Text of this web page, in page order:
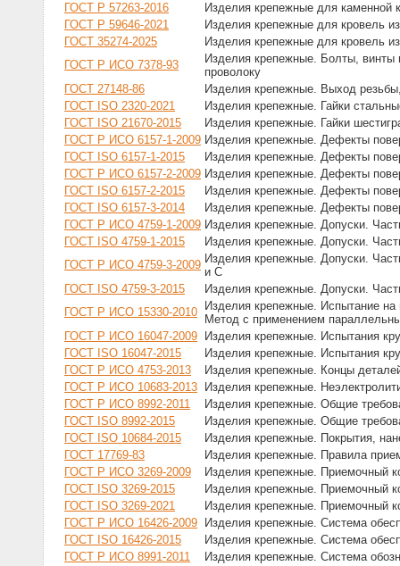
ГОСТ Р 57263-2016
Изделия крепежные для каменной
ГОСТ Р 59646-2021
Изделия крепежные для кровель
ГОСТ 35274-2025
Изделия крепежные для кровель
ГОСТ Р ИСО 7378-93
Изделия крепежные. Болты, винты
проволоку
ГОСТ 27148-86
Изделия крепежные. Выход
ГОСТ ISO 2320-2021
Изделия крепежные. Гайки
ГОСТ ISO 21670-2015
Изделия крепежные. Гайки
ГОСТ Р ИСО 6157-1-2009 Изделия крепежные. Дефекты
ГОСТ ISO 6157-1-2015
Изделия крепежные. Дефекты
ГОСТ Р ИСО 6157-2-2009 Изделия крепежные. Дефекты
ГОСТ ISO 6157-2-2015
Изделия крепежные. Дефекты
ГОСТ ISO 6157-3-2014
Изделия крепежные. Дефекты
ГОСТ Р ИСО 4759-1-2009 Изделия крепежные. Допуски.
ГОСТ ISO 4759-1-2015
Изделия крепежные. Допуски.
ГОСТ Р ИСО 4759-3-2009 Изделия крепежные. Допуски.
и С
ГОСТ ISO 4759-3-2015
Изделия крепежные. Допуски.
ГОСТ Р ИСО 15330-2010
Изделия крепежные. Испытание на
Метод с применением
ГОСТ Р ИСО 16047-2009
Изделия крепежные. Испытания
ГОСТ ISO 16047-2015
Изделия крепежные. Испытания
ГОСТ Р ИСО 4753-2013
Изделия крепежные. Концы
ГОСТ Р ИСО 10683-2013
Изделия крепежные.
ГОСТ Р ИСО 8992-2011
Изделия крепежные. Общие
ГОСТ ISO 8992-2015
Изделия крепежные. Общие
ГОСТ ISO 10684-2015
Изделия крепежные. Покрытия,
ГОСТ 17769-83
Изделия крепежные. Правила
ГОСТ Р ИСО 3269-2009
Изделия крепежные. Приемочный
ГОСТ ISO 3269-2015
Изделия крепежные. Приемочный
ГОСТ ISO 3269-2021
Изделия крепежные. Приемочный
ГОСТ Р ИСО 16426-2009
Изделия крепежные. Система
ГОСТ ISO 16426-2015
Изделия крепежные. Система
ГОСТ Р ИСО 8991-2011
Изделия крепежные. Система